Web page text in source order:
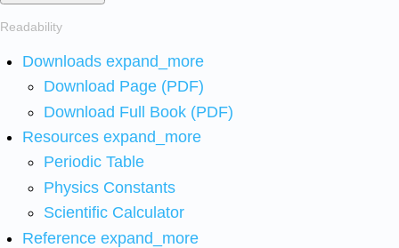
Readability
Downloads expand_more
Download Page (PDF)
Download Full Book (PDF)
Resources expand_more
Periodic Table
Physics Constants
Scientific Calculator
Reference expand_more